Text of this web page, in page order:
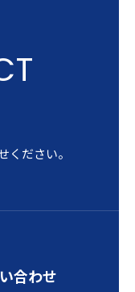
ください。
合わせ